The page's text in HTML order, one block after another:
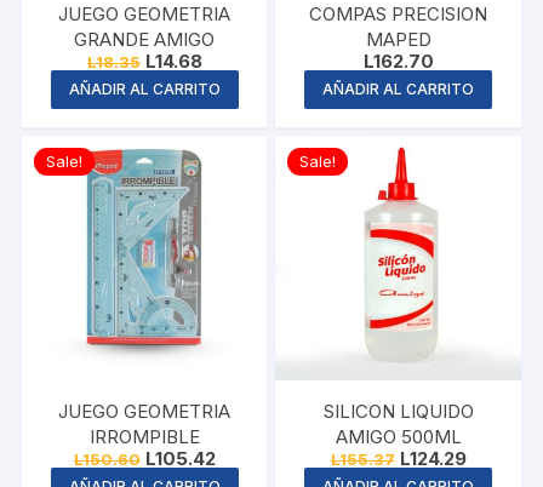
JUEGO GEOMETRIA
GRANDE AMIGO
L18.35 Original
price
was:
L18.35.
L14.68Current
price
is:
L14.68.
AÑADIR AL CARRITO
COMPAS PRECISION
MAPED
L162.70
AÑADIR AL CARRITO
Sale!
JUEGO GEOMETRIA
IRROMPIBLE
L150.60 Original
price
L105.42Current
price
Sale!
SILICON LIQUIDO
AMIGO 500ML
L155.37 Original
price
L124.29Current
price